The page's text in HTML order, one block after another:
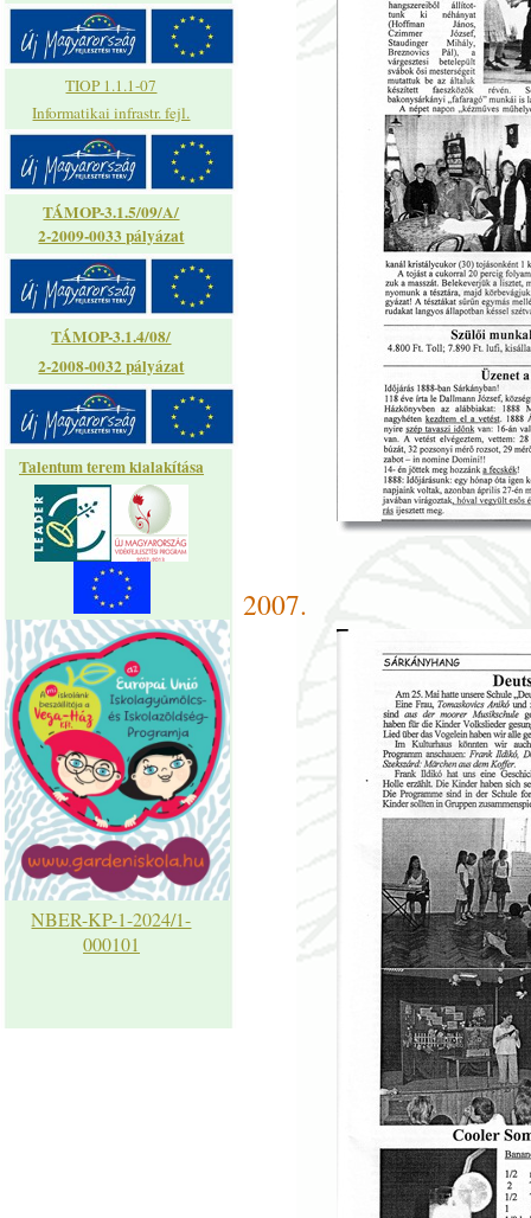
TIOP 1.1.1-07
Informatikai infrastr. fejl.
TÁMOP-3.1.5/09/A/
2-2009-0033 pályázat
TÁMOP-3.1.4/08/
2-2008-0032 pályázat
Talentum terem kialakítása
NBER-KP-1-2024/1-
000101
2007.